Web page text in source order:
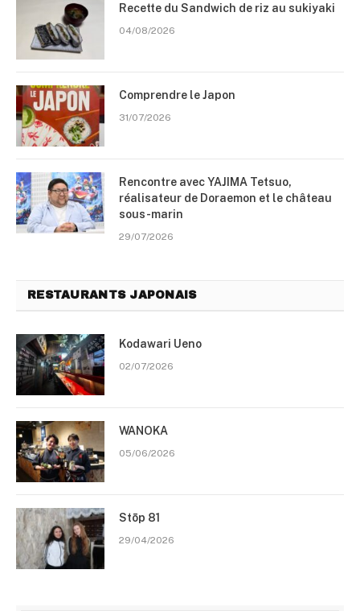
Recette du Sandwich de riz au sukiyaki
04/08/2026
Comprendre le Japon
31/07/2026
Rencontre avec YAJIMA Tetsuo,
réalisateur de Doraemon et le château
sous-marin
29/07/2026
RESTAURANTS JAPONAIS
Kodawari Ueno
02/07/2026
WANOKA
05/06/2026
Stōp 81
29/04/2026